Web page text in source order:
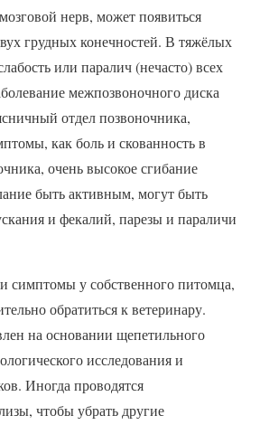
нерв, может появиться
грудных конечностей. В тяжёлых
или паралич (нечасто) всех
межпозвоночного диска
отдел позвоночника,
как боль и скованность в
очень высокое сгибание
быть активным, могут быть
и фекалий, парезы и параличи
симптомы у собственного питомца,
обратиться к ветеринару.
на основании щепетильного
исследования и
Иногда проводятся
чтобы убрать другие